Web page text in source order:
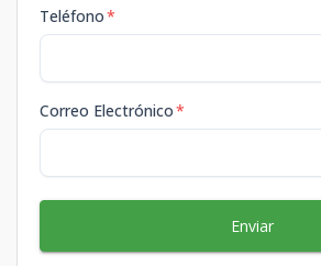
Teléfono*
Correo Electrónico*
Enviar